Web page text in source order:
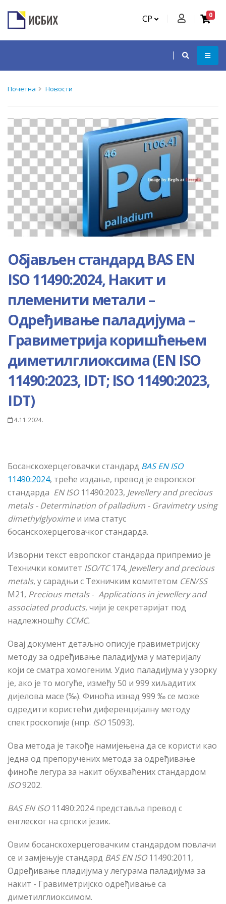
СР 0
Почетна Новости
Објављен стандард BAS EN
ISO 11490:2024, Накит и
племенити метали –
Одређивање паладијума –
Гравиметрија коришћењем
диметилглиоксима (EN ISO
11490:2023, IDT; ISO 11490:2023,
IDT)
4.11.2024.
Босанскохерцеговачки стандард BAS EN ISO
11490:2024, треће издање, превод је европског
стандарда EN ISO11490:2023, Jewellery and precious
metals - Determination of palladium - Gravimetry using
dimethylglyoximeи има статус
босанскохерцеговачког стандарда.
Изворни текст европског стандарда припремио је
Технички комитет ISO/TC174, Jewellery and precious
metals, у сарадњи с Техничким комитетом CEN/SS
M21, Precious metals- Applications in jewellery and
associated products, чији је секретаријат под
надлежношћу CCMC.
Овај документ детаљно описује гравиметријску
методу за одређивање паладијума у материјалу
који се сматра хомогеним. Удио паладијума у узорку
је, ако је то могуће, између 50 и 999 хиљадитих
дијелова масе (‰). Финоћа изнад 999 ‰ се може
одредити користећи диференцијалну методу
спектроскопије (нпр. ISO15093).
Ова метода је такође намијењена да се користи као
једна од препоручених метода за одређивање
финоће легура за накит обухваћених стандардом
ISO9202.
BAS EN ISO11490:2024 представља превод с
енглеског на српски језик.
Овим босанскохерцеговачким стандардом повлачи
се и замјењује стандард BAS EN ISO11490:2011,
Одређивање пладијума у легурама паладијума за
накит - Гравиметријско одређивање са
диметилглиоксимом.